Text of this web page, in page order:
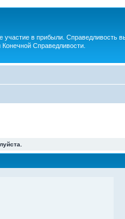
в прибыли. Справедливость
Справедливости.